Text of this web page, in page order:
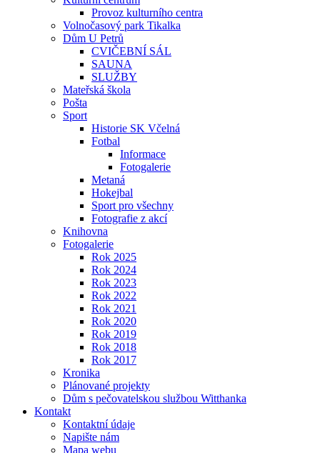
Provoz kulturního centra
Volnočasový park Tikalka
Dům U Petrů
CVIČEBNÍ SÁL
SAUNA
SLUŽBY
Mateřská škola
Pošta
Sport
Historie SK Včelná
Fotbal
Informace
Fotogalerie
Metaná
Hokejbal
Sport pro všechny
Fotografie z akcí
Knihovna
Fotogalerie
Rok 2025
Rok 2024
Rok 2023
Rok 2022
Rok 2021
Rok 2020
Rok 2019
Rok 2018
Rok 2017
Kronika
Plánované projekty
Dům s pečovatelskou službou Witthanka
Kontakt
Kontaktní údaje
Napište nám
Mapa webu